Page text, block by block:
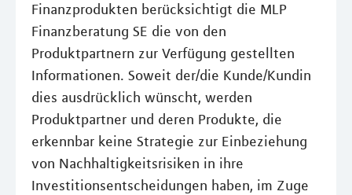
Finanzprodukten berücksichtigt die MLP
Finanzberatung SE die von den
Produktpartnern zur Verfügung gestellten
Informationen. Soweit der/die Kunde/Kundin
dies ausdrücklich wünscht, werden
Produktpartner und deren Produkte, die
erkennbar keine Strategie zur Einbeziehung
von Nachhaltigkeitsrisiken in ihre
Investitionsentscheidungen haben, im Zuge